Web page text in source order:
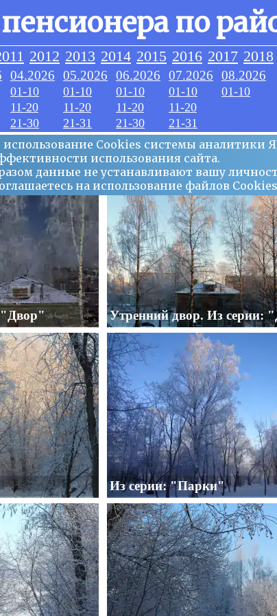
по
2012 2013 2014 2015 2016 2017 2018
04.2026
01-10
11-20
21-30
05.2026
01-10
11-20
21-31
06.2026
01-10
11-20
21-30
07.2026
01-10
11-20
21-31
08.2026
01-10
использование Сookies системы аналитики
использования сайта.
данные не устанавливают вашу
на использование файлов
"Двор" Утренний двор. Из серии:
Из серии: "Парки"